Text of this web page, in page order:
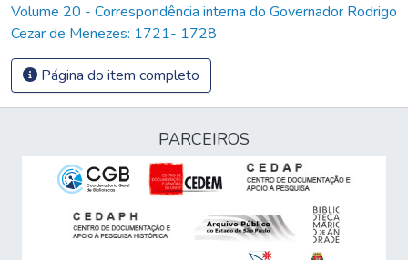
Volume 20 - Correspondência interna do Governador Rodrigo
Cezar de Menezes: 1721- 1728
Página do item completo
PARCEIROS